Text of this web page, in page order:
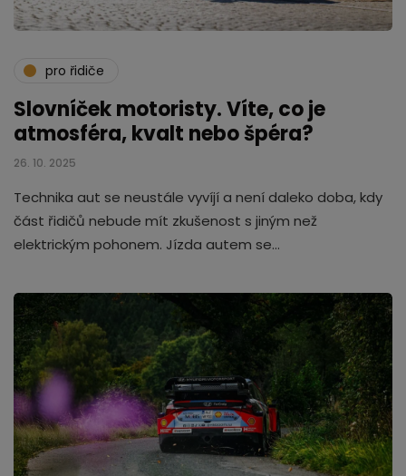
pro řidiče
Slovníček motoristy. Víte, co je
atmosféra, kvalt nebo špéra?
26. 10. 2025
Technika aut se neustále vyvíjí a není daleko doba, kdy
část řidičů nebude mít zkušenost s jiným než
elektrickým pohonem. Jízda autem se…